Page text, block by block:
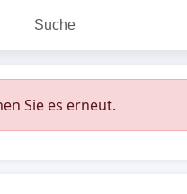
Suche
Sie es erneut.